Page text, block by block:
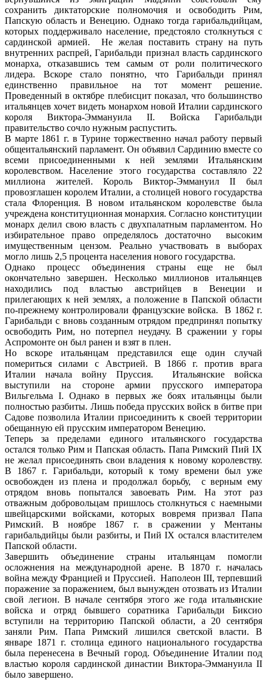
сохранить диктаторские полномочия и освободить Рим,
Папскую область и Венецию. Однако тогда гарибальдийцам,
которых поддерживало население, предстояло столкнуться с
сардинской армией. Не желая поставить страну на путь
внутренних распрей, Гарибальди признал власть сардинского
монарха, отказавшись тем самым от роли политического
лидера. Вскоре стало понятно, что Гарибальди принял
единственно правильное на тот момент решение.
Проведенный в октябре плебисцит показал, что большинство
итальянцев хочет видеть монархом новой Италии сардинского
короля Виктора-Эммануила II. Войска Гарибальди
правительство сочло нужным распустить.
В марте 1861 г. в Турине торжественно начал работу первый
общеитальянский парламент. Он объявил Сардинию вместе со
всеми присоединенными к ней землями Итальянским
королевством. Население этого государства составляло 22
миллиона жителей. Король Виктор-Эммануил II был
провозглашен королем Италии, а столицей нового государства
стала Флоренция. В новом итальянском королевстве была
учреждена конституционная монархия. Согласно конституции
монарх делил свою власть с двухпалатным парламентом. Но
избирательное право определялось достаточно высоким
имущественным цензом. Реально участвовать в выборах
могло лишь 2,5 процента населения нового государства.
Однако процесс объединения страны еще не был
окончательно завершен. Несколько миллионов итальянцев
находились под властью австрийцев в Венеции и
прилегающих к ней землях, а положение в Папской области
по-прежнему контролировали французские войска. В 1862 г.
Гарибальди с вновь созданным отрядом предпринял попытку
освободить Рим, но потерпел неудачу. В сражении у горы
Аспромонте он был ранен и взят в плен.
Но вскоре итальянцам представился еще один случай
помериться силами с Австрией. В 1866 г. против врага
Италии начала войну Пруссия. Итальянские войска
выступили на стороне армии прусского императора
Вильгельма I. Однако в первых же боях итальянцы были
полностью разбиты. Лишь победа прусских войск в битве при
Садове позволила Италии присоединить к своей территории
обещанную ей прусским императором Венецию.
Теперь за пределами единого итальянского государства
остался только Рим и Папская область. Папа Римский Пий IX
не желал присоединять свои владения к новому королевству.
В 1867 г. Гарибальди, который к тому времени был уже
освобожден из плена и продолжал борьбу, с верным ему
отрядом вновь попытался завоевать Рим. На этот раз
отважным добровольцам пришлось столкнуться с наемными
швейцарскими войсками, которых вовремя призвал Папа
Римский. В ноябре 1867 г. в сражении у Ментаны
гарибальдийцы были разбиты, и Пий IX остался властителем
Папской области.
Завершить объединение страны итальянцам помогли
осложнения на международной арене. В 1870 г. началась
война между Францией и Пруссией. Наполеон III, терпевший
поражение за поражением, был вынужден отозвать из Италии
свой легион. В начале сентября этого же года итальянские
войска и отряд бывшего соратника Гарибальди Биксио
вступили на территорию Папской области, а 20 сентября
заняли Рим. Папа Римский лишился светской власти. В
январе 1871 г. столица единого национального государства
была перенесена в Вечный город. Объединение Италии под
властью короля сардинской династии Виктора-Эммануила II
было завершено.